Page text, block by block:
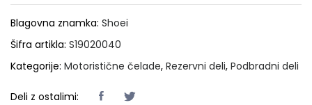
Blagovna znamka: Shoei
Šifra artikla: S19020040
Kategorije: Motoristične čelade, Rezervni deli, Podbradni deli
Deli z ostalimi: